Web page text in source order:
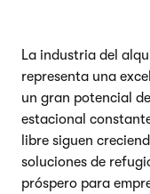
La industria del
representa una
un gran potencial
estacional
libre siguen
soluciones de
próspero para